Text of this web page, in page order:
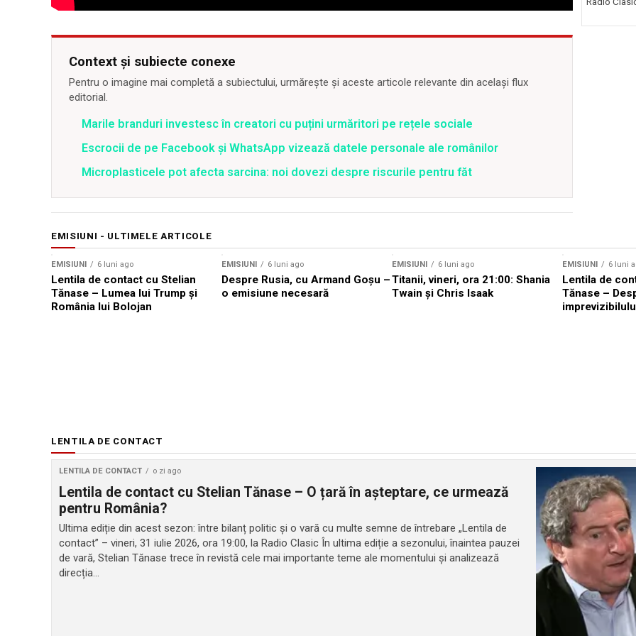
Context și subiecte conexe
Pentru o imagine mai completă a subiectului, urmărește și aceste articole relevante din același flux
editorial.
Marile branduri investesc în creatori cu puțini urmăritori pe rețele sociale
Escrocii de pe Facebook și WhatsApp vizează datele personale ale românilor
Microplasticele pot afecta sarcina: noi dovezi despre riscurile pentru făt
EMISIUNI - ULTIMELE ARTICOLE
EMISIUNI 6 luni ago
Lentila de contact cu Stelian
Tănase – Lumea lui Trump și
România lui Bolojan
EMISIUNI 6 luni ago
Despre Rusia, cu Armand Goșu –
o emisiune necesară
EMISIUNI 6 luni ago
Titanii, vineri, ora 21:00: Shania
Twain și Chris Isaak
EMISIUNI 6 luni
Lentila de
Tănase –
LENTILA DE CONTACT
LENTILA DE CONTACT o zi ago
Lentila de contact cu Stelian Tănase – O țară în așteptare, ce urmează
pentru România?
Ultima ediție din acest sezon: între bilanț politic și o vară cu multe semne de întrebare „Lentila de
contact” – vineri, 31 iulie 2026, ora 19:00, la Radio Clasic În ultima ediție a sezonului, înaintea pauzei
de vară, Stelian Tănase trece în revistă cele mai importante teme ale momentului și analizează
direcția...